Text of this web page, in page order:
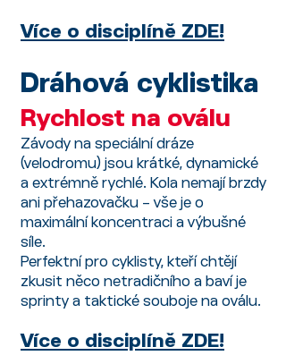
Více o disciplíně ZDE!
Dráhová cyklistika
Rychlost na oválu
Závody na speciální dráze
(velodromu) jsou krátké, dynamické
a extrémně rychlé. Kola nemají brzdy
ani přehazovačku – vše je o
maximální koncentraci a výbušné
síle.
Perfektní pro cyklisty, kteří chtějí
zkusit něco netradičního a baví je
sprinty a taktické souboje na oválu.
Více o disciplíně ZDE!